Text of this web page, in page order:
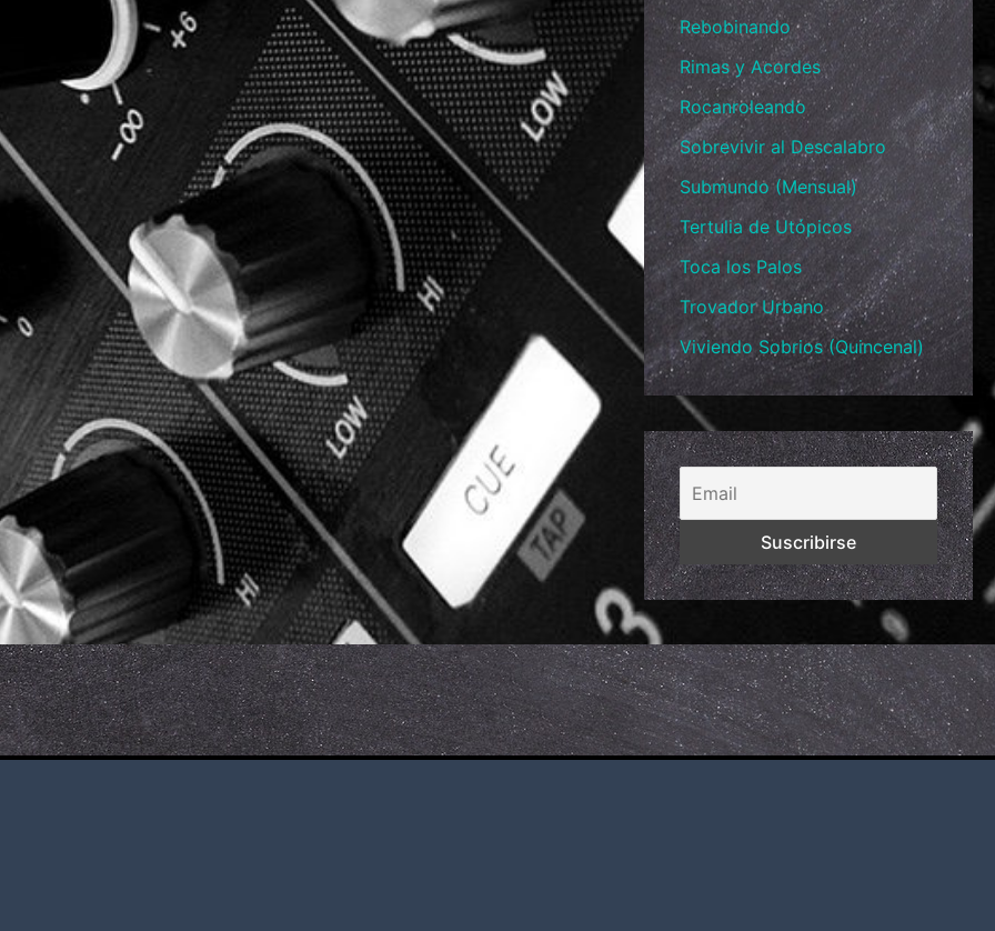
Rebobinando
Rimas y Acordes
Rocanroleando
Sobrevivir al Descalabro
Submundo (Mensual)
Tertulia de Utópicos
Toca los Palos
Trovador Urbano
Viviendo Sobrios (Quincenal)